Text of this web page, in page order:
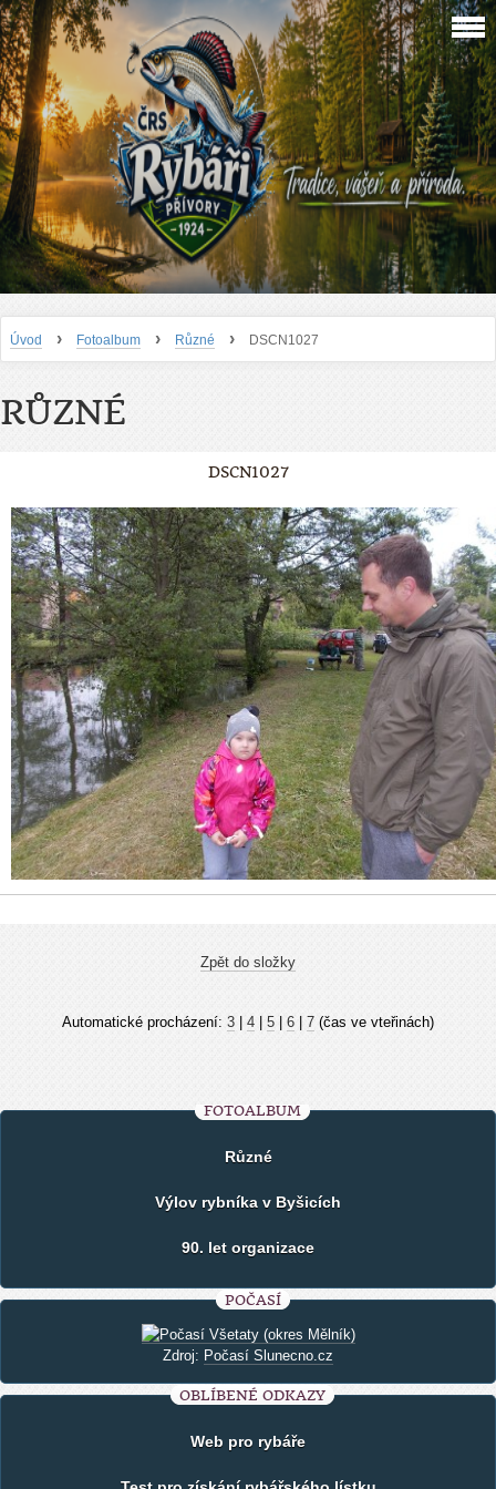
Úvod › Fotoalbum › Různé › DSCN1027
RŮZNÉ
DSCN1027
Zpět do složky
Automatické procházení: 3 4 5 6 7 (čas ve vteřinách)
FOTOALBUM
Různé
Výlov rybníka v Byšicích
90. let organizace
POČASÍ
Zdroj: Počasí Slunecno.cz
OBLÍBENÉ ODKAZY
Web pro rybáře